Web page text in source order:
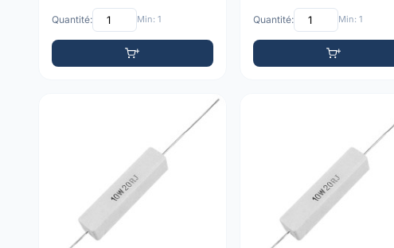
Quantité: Min: 1 Quantité: Min: 1